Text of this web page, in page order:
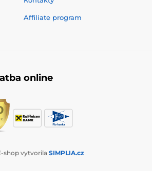
Affiliate program
online
shop vytvorila SIMPLIA.cz